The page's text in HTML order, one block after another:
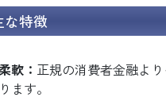
な特徴
軟： 正規の消費者金融よ
ます。